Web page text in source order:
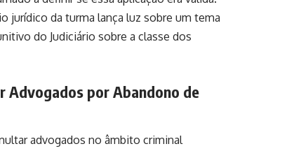
jurídico da turma lança luz sobre um tema
do Judiciário sobre a classe dos
Advogados por Abandono de
advogados no âmbito criminal